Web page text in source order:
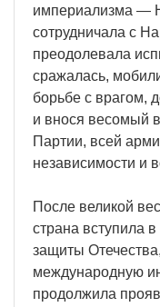
империализма —
сотрудничала с
преодолевала
сражалась,
борьбе с врагом,
и внося весомый
Партии, всей
независимости и
После великой
страна вступила
защиты
международную
продолжила